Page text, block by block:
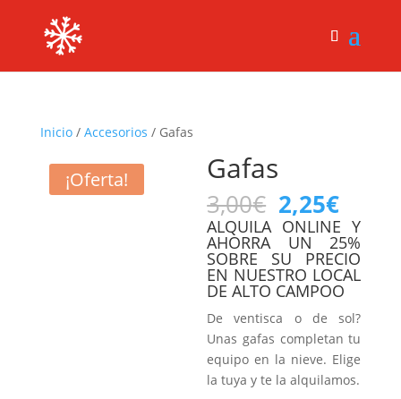
Inicio/ Accesorios / Gafas
¡Oferta! Gafas
3,00€ El
precio
original
era:
3,00€.
2,25€El
es:
ALQUILA ONLINE Y
AHORRA UN 25%
SOBRE SU PRECIO
EN NUESTRO LOCAL
DE ALTO CAMPOO
De ventisca o de sol?
Unas gafas completan tu
equipo en la nieve. Elige
la tuya y te la alquilamos.